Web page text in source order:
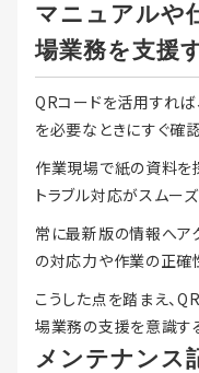
マニュアルや
場業務を支援
QRコードを活用すれ
を必要なときにすぐ確
作業現場で紙の資料を
トラブル対応がスムーズ
常に最新版の情報へア
の対応力や作業の正確
こうした点を踏まえ、
場業務の支援を意識す
メンテナンス